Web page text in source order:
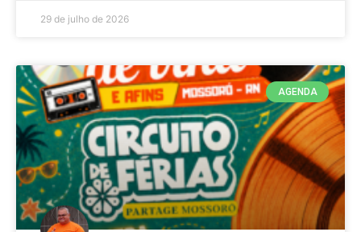
29 de julho de 2026
AGENDA